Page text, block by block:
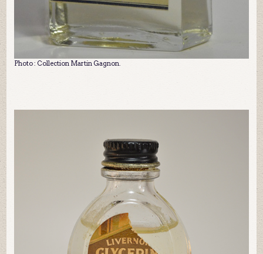
Photo : Collection Martin Gagnon.